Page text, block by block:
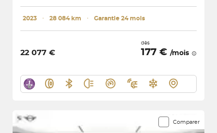
2023 ･ 28 084 km ･ Garantie 24 mois
22 077 €
dès
177 € /mois
Comparer